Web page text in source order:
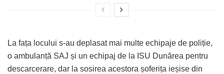
La fața locului s-au deplasat mai multe echipaje de poliție,
o ambulanță SAJ și un echipaj de la ISU Dunărea pentru
descarcerare, dar la sosirea acestora șoferița ieșise din